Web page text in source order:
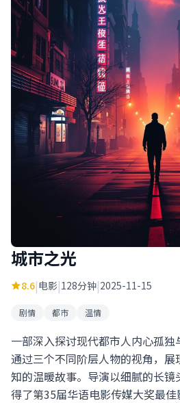
城市之光
8.6|电影|128分钟|2025-11-15
剧情 都市 温情
一部深入探讨现代都市人内心孤
通过三个不同阶层人物的视角，展
知的温暖故事。导演以细腻的长
得了第35届华语电影传媒大奖最佳